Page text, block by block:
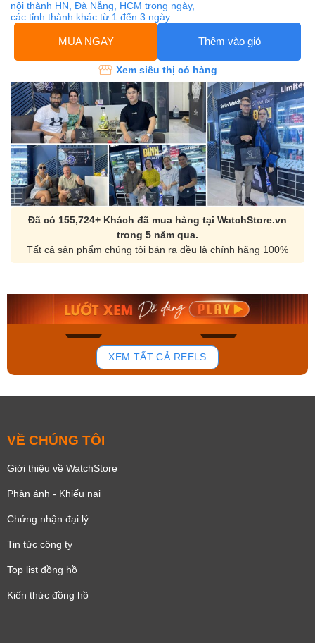
nội thành HN, Đà Nẵng, HCM trong ngày,
các tỉnh thành khác từ 1 đến 3 ngày
MUA NGAY Thêm vào giỏ
Xem siêu thị có hàng
Đã có 155,724+ Khách đã mua hàng tại WatchStore.vn
trong 5 năm qua.
Tất cả sản phẩm chúng tôi bán ra đều là chính hãng 100%
148
Orient Nam RA-
Mua ngay
Casio Nam MTS-
Mua ngay
XEM TẤT CẢ REELS
VỀ CHÚNG TÔI
Giới thiệu về WatchStore
Phản ánh - Khiếu nại
Chứng nhận đại lý
Tin tức công ty
Top list đồng hồ
Kiến thức đồng hồ